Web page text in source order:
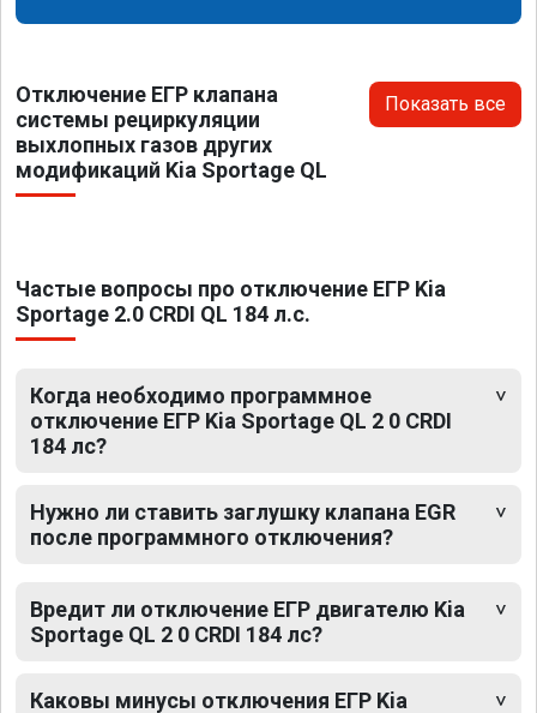
Отключение ЕГР клапана
системы рециркуляции
выхлопных газов других
модификаций Kia Sportage QL
Показать все
Частые вопросы про отключение ЕГР Kia
Sportage 2.0 CRDI QL 184 л.с.
Когда необходимо программное
отключение ЕГР Kia Sportage QL 2 0 CRDI
184 лс?
Нужно ли ставить заглушку клапана EGR
после программного отключения?
Вредит ли отключение ЕГР двигателю Kia
Sportage QL 2 0 CRDI 184 лс?
Каковы минусы отключения ЕГР Kia